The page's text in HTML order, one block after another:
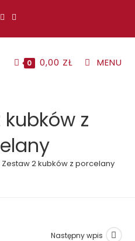
0 0,00 ZŁ MENU
z
Zestaw 2 kubków z porcelany
Następny wpis